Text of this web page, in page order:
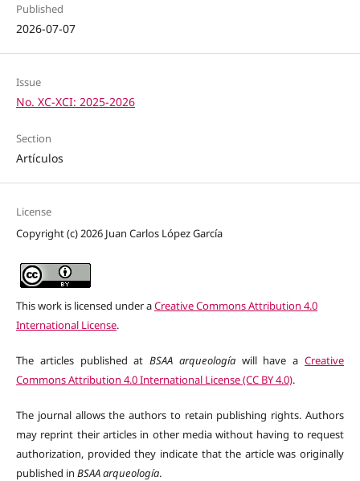
Published
2026-07-07
Issue
No. XC-XCI: 2025-2026
Section
Artículos
License
Copyright (c) 2026 Juan Carlos López García
This work is licensed under aCreative Commons Attribution 4.0
International License.
The articles published atBSAA arqueologíawill have aCreative
Commons Attribution 4.0 International License (CC BY 4.0).
The journal allows the authors to retain publishing rights. Authors
may reprint their articles in other media without having to request
authorization, provided they indicate that the article was originally
published in BSAA arqueología.